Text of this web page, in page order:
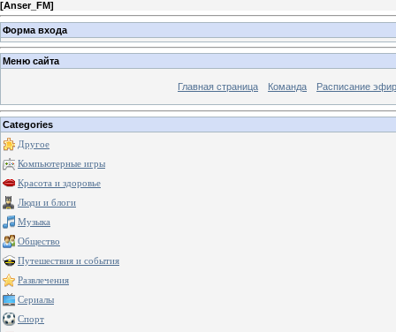
[Anser_FM]
Форма входа
Меню сайта
Главная страница Команда Расписание
Categories
Другое
Компьютерные игры
Красота и здоровье
Люди и блоги
Музыка
Общество
Путешествия и события
Развлечения
Сериалы
Спорт